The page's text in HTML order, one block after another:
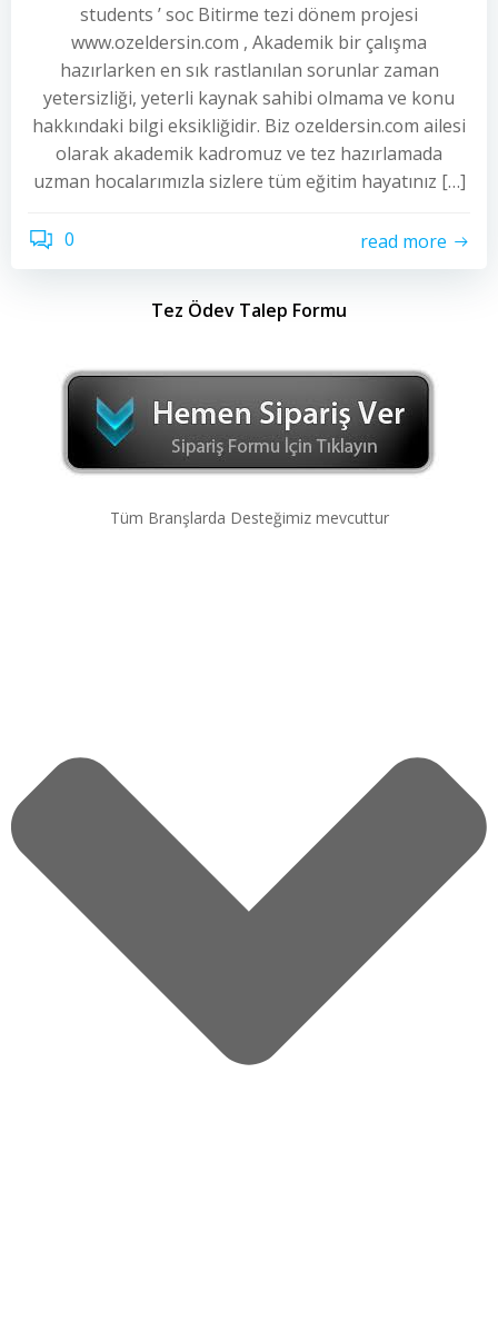
students ’ soc Bitirme tezi dönem projesi
www.ozeldersin.com , Akademik bir çalışma
hazırlarken en sık rastlanılan sorunlar zaman
yetersizliği, yeterli kaynak sahibi olmama ve konu
hakkındaki bilgi eksikliğidir. Biz ozeldersin.com ailesi
olarak akademik kadromuz ve tez hazırlamada
uzman hocalarımızla sizlere tüm eğitim hayatınız […]
0 read more
Tez Ödev Talep Formu
Tüm Branşlarda Desteğimiz mevcuttur